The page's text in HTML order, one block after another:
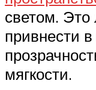
светом.
привнести
мягкости.